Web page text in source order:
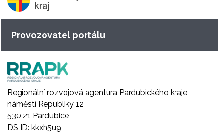
Provozovatel portálu
Regionální rozvojová agentura Pardubického kraje
náměstí Republiky 12
530 21 Pardubice
DS ID: kkxh5u9